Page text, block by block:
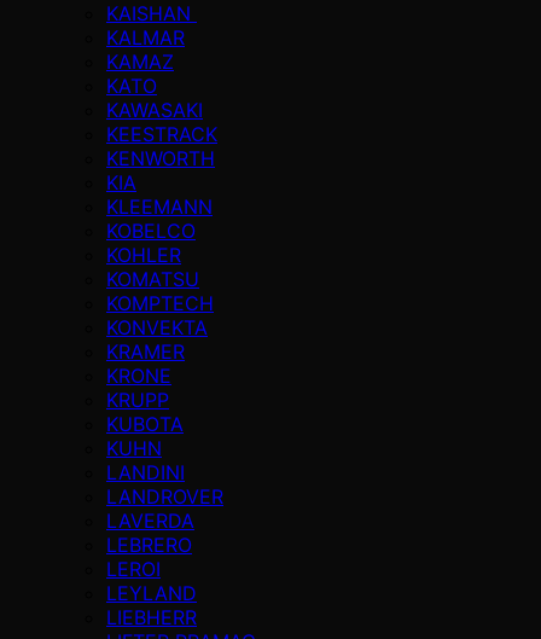
KAISHAN
KALMAR
KAMAZ
KATO
KAWASAKI
KEESTRACK
KENWORTH
KIA
KLEEMANN
KOBELCO
KOHLER
KOMATSU
KOMPTECH
KONVEKTA
KRAMER
KRONE
KRUPP
KUBOTA
KUHN
LANDINI
LANDROVER
LAVERDA
LEBRERO
LEROI
LEYLAND
LIEBHERR